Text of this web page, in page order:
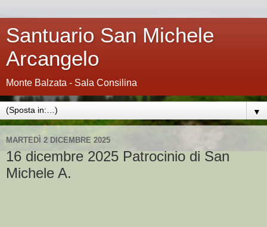
Santuario San Michele
Arcangelo
Monte Balzata - Sala Consilina
▼
MARTEDÌ 2 DICEMBRE 2025
16 dicembre 2025 Patrocinio di San
Michele A.